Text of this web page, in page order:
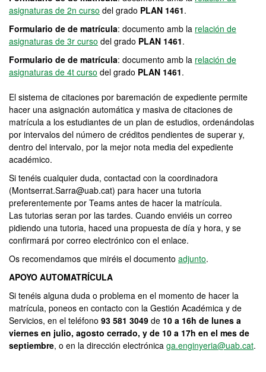
asignaturas de 2n curso del grado PLAN 1461.
Formulario de de matrícula: documento amb la relación de
asignaturas de 3r curso del grado PLAN 1461.
Formulario de de matrícula: documento amb la relación de
asignaturas de 4t curso del grado PLAN 1461.
El sistema de citaciones por baremación de expediente permite
hacer una asignación automática y masiva de citaciones de
matrícula a los estudiantes de un plan de estudios, ordenándolas
por intervalos del número de créditos pendientes de superar y,
dentro del intervalo, por la mejor nota media del expediente
académico.
Si tenéis cualquier duda, contactad con la coordinadora
(Montserrat.Sarra@uab.cat) para hacer una tutoria
preferentemente por Teams antes de hacer la matrícula.
Las tutorias seran por las tardes. Cuando enviéis un correo
pidiendo una tutoria, haced una propuesta de día y hora, y se
confirmará por correo electrónico con el enlace.
Os recomendamos que miréis el documento adjunto.
APOYO AUTOMATRÍCULA
Si tenéis alguna duda o problema en el momento de hacer la
matrícula, poneos en contacto con la Gestión Académica y de
Servicios, en el teléfono 93 581 3049 de 10 a 16h de lunes a
viernes en julio, agosto cerrado, y de 10 a 17h en el mes de
septiembre, o en la dirección electrónica ga.enginyeria@uab.cat.